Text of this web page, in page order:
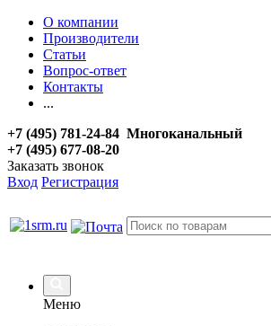
О компании
Производители
Статьи
Вопрос-ответ
Контакты
...
+7 (495) 781-24-84 Многоканальный
+7 (495) 677-08-20
Заказать звонок
Вход Регистрация
Меню